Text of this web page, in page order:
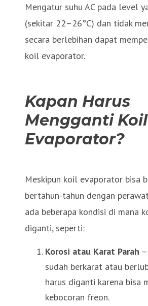
Mengatur suhu AC pada level
(sekitar 22–26°C) dan tidak
secara berlebihan dapat
koil evaporator.
Kapan Harus
Mengganti Koil
Evaporator?
Meskipun koil evaporator bisa
bertahun-tahun dengan
ada beberapa kondisi di mana
diganti, seperti:
Korosi atau Karat Parah
sudah berkarat atau
harus diganti karena bisa
kebocoran freon.